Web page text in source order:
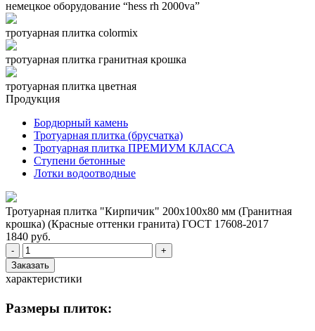
немецкое оборудование “hess rh 2000va”
тротуарная плитка colormix
тротуарная плитка гранитная крошка
тротуарная плитка цветная
Продукция
Бордюрный камень
Тротуарная плитка (брусчатка)
Тротуарная плитка ПРЕМИУМ КЛАССА
Ступени бетонные
Лотки водоотводные
Тротуарная плитка "Кирпичик" 200x100x80 мм (Гранитная
крошка) (Красные оттенки гранита) ГОСТ 17608-2017
1840 руб.
-
+
Заказать
характеристики
Размеры плиток: